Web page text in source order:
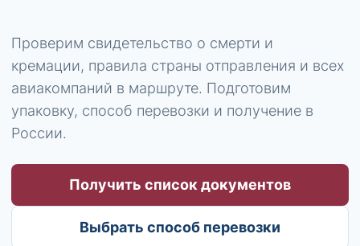
Проверим свидетельство о смерти и
кремации, правила страны отправления и всех
авиакомпаний в маршруте. Подготовим
упаковку, способ перевозки и получение в
России.
Получить список документов
Выбрать способ перевозки